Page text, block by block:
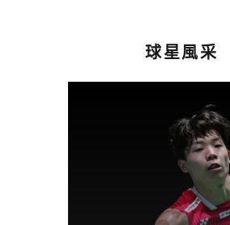
球星風采